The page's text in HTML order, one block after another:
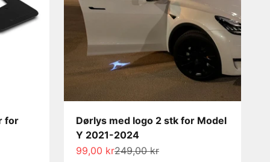
for
Dørlys med logo 2 stk for Model
Y 2021-2024
Salgspris
99,00 krNormalpris
249,00 kr